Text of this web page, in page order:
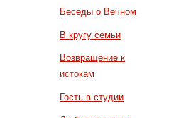
Беседы о Вечном
В кругу семьи
Возвращение к
истокам
Гость в студии